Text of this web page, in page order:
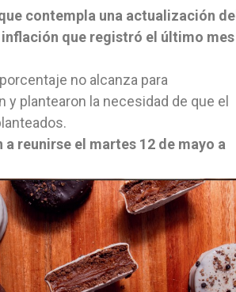
contempla una actualización del
inflación que registró el último mes
no alcanza para
plantearon la necesidad de que el
a reunirse el martes 12 de mayo a